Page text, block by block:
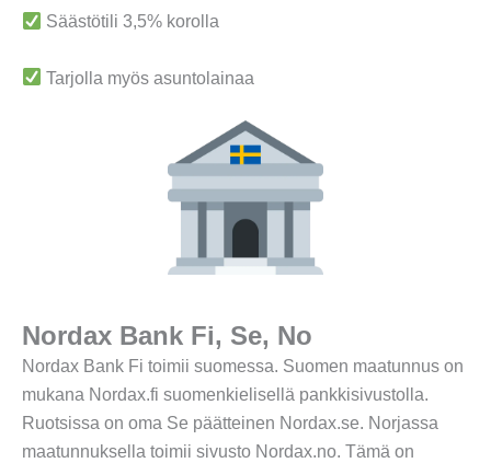
Säästötili 3,5% korolla
Tarjolla myös asuntolainaa
Nordax Bank Fi, Se, No
Nordax Bank Fi toimii suomessa. Suomen maatunnus on
mukana Nordax.fi suomenkielisellä pankkisivustolla.
Ruotsissa on oma Se päätteinen Nordax.se. Norjassa
maatunnuksella toimii sivusto Nordax.no. Tämä on